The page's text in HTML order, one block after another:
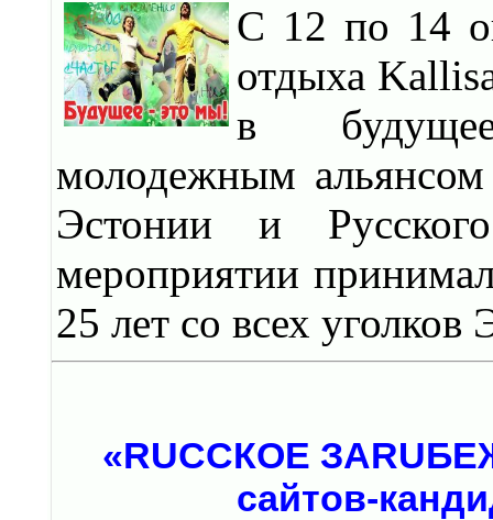
С 12 по 14
отдыха
в
молодежным
Эстонии и
мероприятии
25 лет со всех уголков
«RUССКОЕ
сайтов-